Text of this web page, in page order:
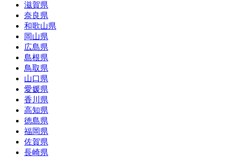
滋賀県
奈良県
和歌山県
岡山県
広島県
島根県
鳥取県
山口県
愛媛県
香川県
高知県
徳島県
福岡県
佐賀県
長崎県